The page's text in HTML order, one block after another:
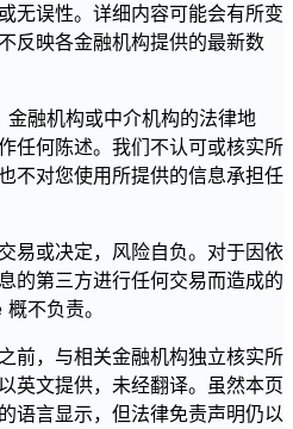
无误性。详细内容可能会有所变
反映各金融机构提供的最新数
融机构或中介机构的法律地
任何陈述。我们不认可或核实所
不对您使用所提供的信息承担任
易或决定，风险自负。对于因依
的第三方进行任何交易而造成的
不负责。
前，与相关金融机构独立核实所
英文提供，未经翻译。虽然本页
语言显示，但法律免责声明仍以